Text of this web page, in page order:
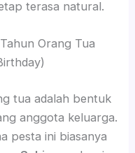
terasa natural.
Orang Tua
tua adalah bentuk
anggota keluarga.
pesta ini biasanya